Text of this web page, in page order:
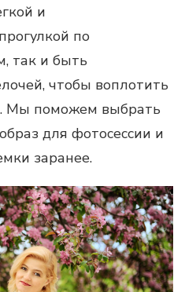
и
по
так и быть
чтобы воплотить
Мы поможем выбрать
для фотосессии и
заранее.